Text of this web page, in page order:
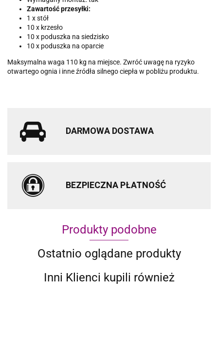
Zawartość przesyłki:
1 x stół
10 x krzesło
10 x poduszka na siedzisko
10 x poduszka na oparcie
Maksymalna waga 110 kg na miejsce. Zwróć uwagę na ryzyko
otwartego ognia i inne źródła silnego ciepła w pobliżu produktu.
DARMOWA DOSTAWA
BEZPIECZNA PŁATNOŚĆ
Produkty podobne
Ostatnio oglądane produkty
Inni Klienci kupili również